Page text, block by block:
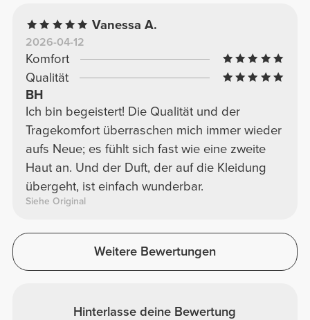
Vanessa A.
2026-04-12
Komfort
Qualität
BH
Ich bin begeistert! Die Qualität und der
Tragekomfort überraschen mich immer wieder
aufs Neue; es fühlt sich fast wie eine zweite
Haut an. Und der Duft, der auf die Kleidung
übergeht, ist einfach wunderbar.
Siehe Original
Weitere Bewertungen
Hinterlasse deine Bewertung